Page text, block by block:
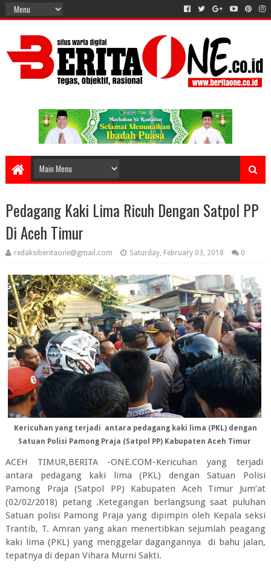
Pedagang Kaki Lima Ricuh Dengan Satpol PP
Di Aceh Timur
redaksiberitaone@gmail.com Saturday, February 03, 2018 0
Kericuhan yang terjadi antara pedagang kaki lima (PKL) dengan
Satuan Polisi Pamong Praja (Satpol PP) Kabupaten Aceh Timur
ACEH TIMUR,BERITA -ONE.COM-Kericuhan yang terjadi
antara pedagang kaki lima (PKL) dengan Satuan Polisi
Pamong Praja (Satpol PP) Kabupaten Aceh Timur Jum’at
(02/02/2018) petang .Ketegangan berlangsung saat puluhan
Satuan polisi Pamong Praja yang dipimpin oleh Kepala seksi
Trantib, T. Amran yang akan menertibkan sejumlah peagang
kaki lima (PKL) yang menggelar dagangannya di bahu jalan,
tepatnya di depan Vihara Murni Sakti.